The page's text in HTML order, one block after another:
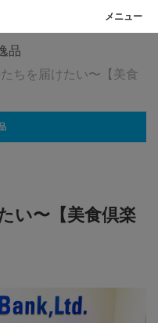
品
ちを届けたい〜【美食
い〜【美食倶楽